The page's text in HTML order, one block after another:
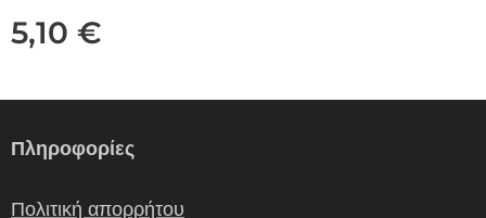
5,10 €
Πληροφορίες
Πολιτική απορρήτου